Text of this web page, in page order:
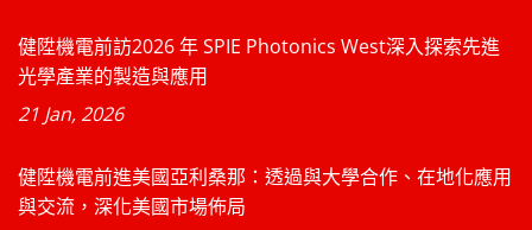
健陞機電前訪2026 年 SPIE Photonics West深入探索先進
光學產業的製造與應用
21 Jan, 2026
健陞機電前進美國亞利桑那：透過與大學合作、在地化應用
與交流，深化美國市場佈局